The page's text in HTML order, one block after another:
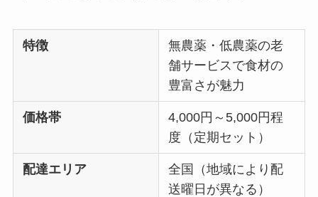
特徴
無農薬・低農薬の老
舗サービスで食材の
豊富さが魅力
価格帯
4,000円～5,000円程
度（定期セット）
配達エリア
全国（地域により配
送曜日が異なる）